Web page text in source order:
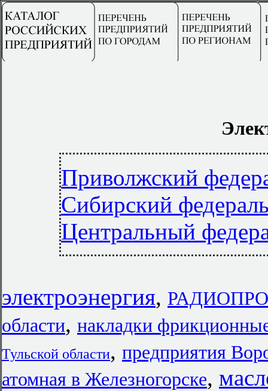
Приволжский
Сибирский
Центральный
электроэнергия,
области, накладки
Тульской области, предприятия
атомная в Железногорске,